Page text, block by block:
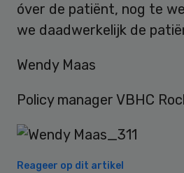
óver de patiënt, nog te
we daadwerkelijk de
Wendy Maas
Policy manager VBHC
Reageer op dit artikel